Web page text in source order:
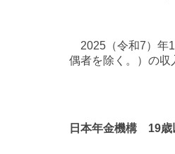
2025（令和7）年
偶者を除く。）の
日本年金機構 19歳